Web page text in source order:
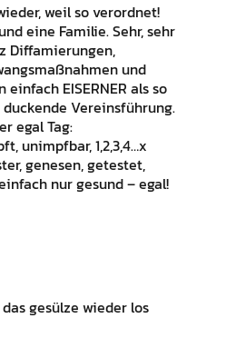
weil so verordnet!
eine Familie. Sehr, sehr
Diffamierungen,
und
EISERNER als so
Vereinsführung.
egal Tag:
unimpfbar, 1,2,3,4…x
genesen, getestet,
nur gesund – egal!
gesülze wieder los